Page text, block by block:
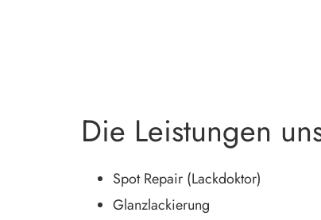
Die Leistungen
Spot Repair (Lackdoktor)
Glanzlackierung